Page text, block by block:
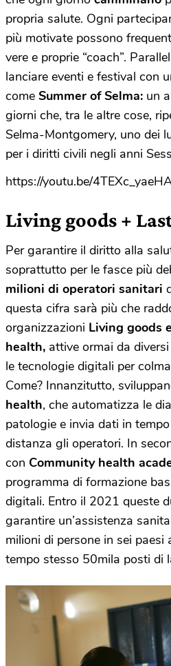
propria salute. Ogni
più motivate possono
vere e proprie “coach”.
lanciare eventi e festival con
come Summer of Selma: un
giorni che, tra le altre cose,
Selma-Montgomery, uno dei
per i diritti civili negli anni
https://youtu.be/
Living goods +
Per garantire il diritto alla
soprattutto per le fasce più
milioni di operatori sanitari
questa cifra sarà più che
organizzazioni Living goods
health, attive ormai da
le tecnologie digitali per
Come? Innanzitutto,
health, che automatizza le
patologie e invia dati in
distanza gli operatori. In
con Community health
programma di formazione
digitali. Entro il 2021 queste
garantire un’assistenza
milioni di persone in sei paesi
tempo stesso 50mila posti di